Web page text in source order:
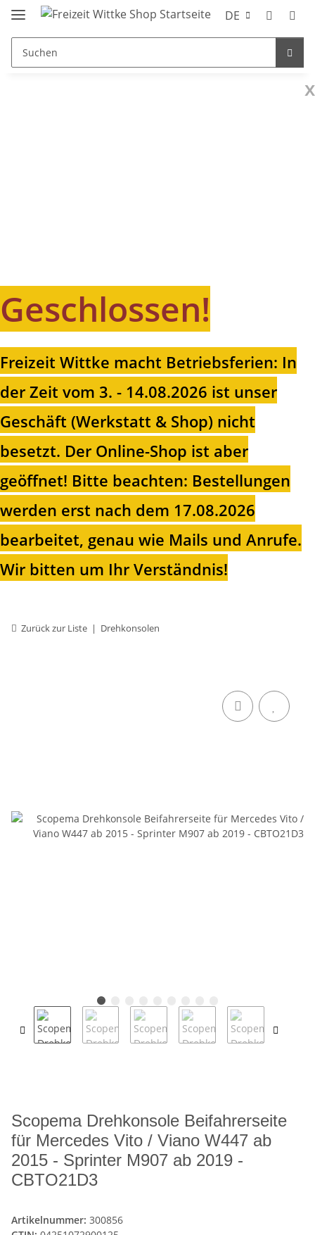
DE
x
Geschlossen!
Freizeit Wittke macht Betriebsferien: In
der Zeit vom 3. - 14.08.2026 ist unser
Geschäft (Werkstatt & Shop) nicht
besetzt. Der Online-Shop ist aber
geöffnet! Bitte beachten: Bestellungen
werden erst nach dem 17.08.2026
bearbeitet, genau wie Mails und Anrufe.
Wir bitten um Ihr Verständnis!
Zurück zur Liste Drehkonsolen
Scopema Drehkonsole Beifahrerseite
für Mercedes Vito / Viano W447 ab
2015 - Sprinter M907 ab 2019 -
CBTO21D3
Artikelnummer: 300856